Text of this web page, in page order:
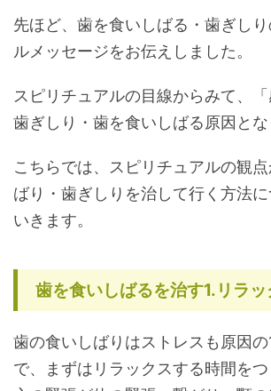
先ほど、歯を食いしばる・歯ぎし
ルメッセージをお伝えしました。
スピリチュアルの目線からみて、
歯ぎしり・歯を食いしばる原因とな
こちらでは、スピリチュアルの観
ばり・歯ぎしりを治して行く方法
いきます。
歯を食いしばるを治す1.リラ
歯の食いしばりはストレスも原因
で、まずはリラックスする時間をつ